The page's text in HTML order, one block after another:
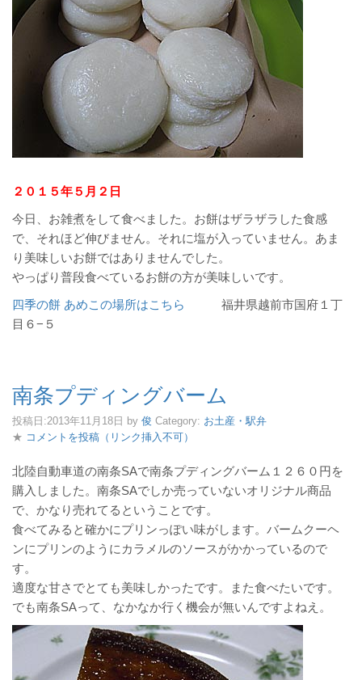
２０１５年５月２日
今日、お雑煮をして食べました。お餅はザラザラした食感
で、それほど伸びません。それに塩が入っていません。あま
り美味しいお餅ではありませんでした。
やっぱり普段食べているお餅の方が美味しいです。
四季の餅 あめこの場所はこちら
福井県越前市国府１丁
目６−５
南条プディングバーム
投稿日:2013年11月18日 by 俊 Category: お土産・駅弁
★ コメントを投稿（リンク挿入不可）
北陸自動車道の南条SAで南条プディングバーム１２６０円を
購入しました。南条SAでしか売っていないオリジナル商品
で、かなり売れてるということです。
食べてみると確かにプリンっぽい味がします。バームクーヘ
ンにプリンのようにカラメルのソースがかかっているので
す。
適度な甘さでとても美味しかったです。また食べたいです。
でも南条SAって、なかなか行く機会が無いんですよねえ。